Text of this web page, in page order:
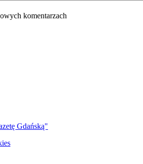
komentarzach
Gdańską"